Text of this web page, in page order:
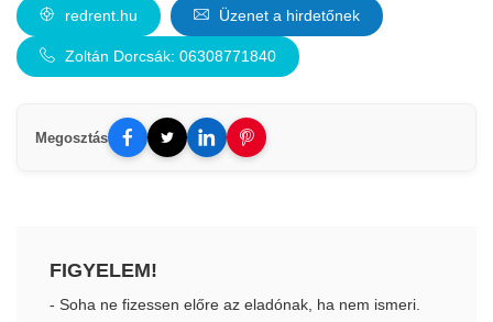
redrent.hu Üzenet a hirdetőnek
Zoltán Dorcsák: 06308771840
Megosztás
FIGYELEM!
- Soha ne fizessen előre az eladónak, ha nem ismeri.